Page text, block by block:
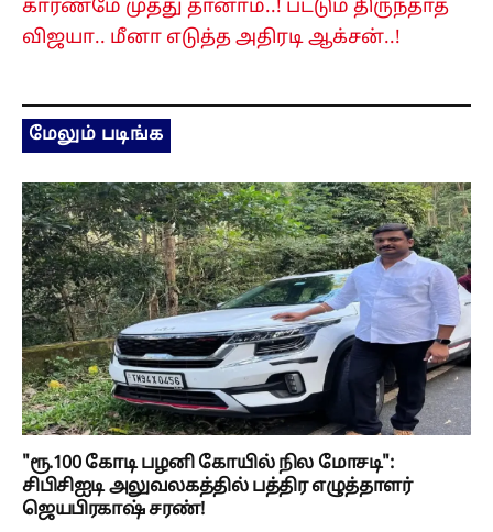
காரணமே முத்து தானாம்..! பட்டும் திருந்தாத
விஜயா.. மீனா எடுத்த அதிரடி ஆக்சன்..!
மேலும் படிங்க
"ரூ.100 கோடி பழனி கோயில் நில மோசடி":
சிபிசிஐடி அலுவலகத்தில் பத்திர எழுத்தாளர்
ஜெயபிரகாஷ் சரண்!